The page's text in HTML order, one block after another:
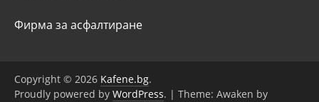
Фирма за асфалтиране
Copyright © 2026 Kafene.bg.
Proudly powered by WordPress. | Theme: Awaken by